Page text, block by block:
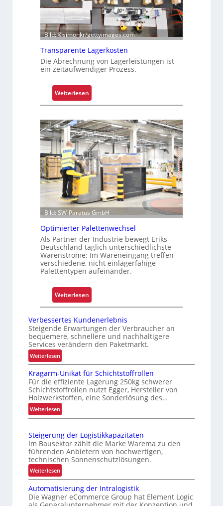
l
e
n
o
f
n
e
L
o
g
i
s
i
k
ü
r
u
n
s
i
c
h
e
r
e
Z
e
t
n
“
Bild: ©simonkr/gettyimages.com
Transparente Lagerkosten
Die Abrechnung von Lagerleistungen ist
ein zeitaufwendiger Prozess.
Weiterlesen:
T
a
n
s
p
a
r
e
t
e
L
a
g
e
r
o
s
e
n
Bild: SW-Paratus GmbH
Optimierter Palettenwechsel
Als Partner der Industrie bewegt Eriks
Deutschland täglich unterschiedlichste
Warenströme: Im Wareneingang treffen
verschiedene, nicht einlagerfähige
Palettentypen aufeinander.
Weiterlesen:
O
p
t
i
m
e
r
t
e
P
l
e
t
e
n
w
Verbessertes Kundenerlebnis
Steigende Erwartungen der Verbraucher an
bequemere, schnellere und nachhaltigere
Services verändern den Paketmarkt.
Weiterlesen:
V
e
r
b
e
s
s
r
t
e
s
K
u
n
Kragarm-Unikat für Schichtstoffrollen
Für die effiziente Lagerung 250kg schwerer
Schichtstoffrollen nutzt Egger, Hersteller von
Holzwerkstoffen, eine Sonderlösung des…
Weiterlesen:
K
a
g
a
r
m
n
Steigerung der Logistikkapazitäten
Im Bausektor zählt die Marke Warema zu den
führenden Anbietern von hochwertigen,
technischen Sonnenschutzlösungen.
Weiterlesen:
S
t
e
Automatisierung der Intralogistik
Die Wagner eCommerce Group hat Element Logic